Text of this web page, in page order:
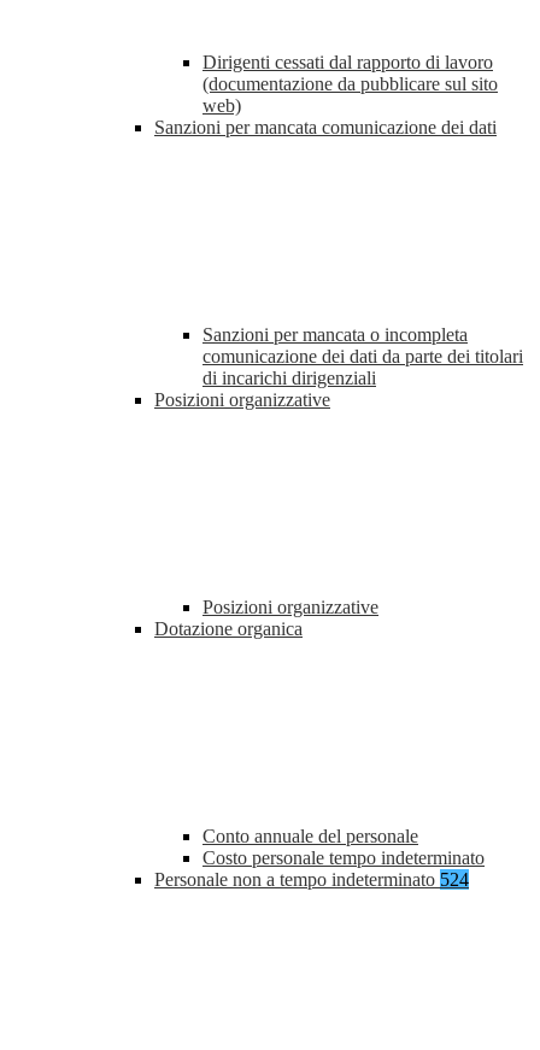
Dirigenti cessati dal rapporto di lavoro
(documentazione da pubblicare sul sito
web)
Sanzioni per mancata comunicazione dei dati
Sanzioni per mancata o incompleta
comunicazione dei dati da parte dei titolari
di incarichi dirigenziali
Posizioni organizzative
Posizioni organizzative
Dotazione organica
Conto annuale del personale
Costo personale tempo indeterminato
Personale non a tempo indeterminato 524